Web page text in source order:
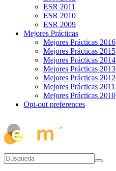
ESR 2011
ESR 2010
ESR 2009
Mejores Prácticas
Mejores Prácticas 2016
Mejores Prácticas 2015
Mejores Prácticas 2014
Mejores Prácticas 2013
Mejores Prácticas 2012
Mejores Prácticas 2011
Mejores Prácticas 2010
Opt-out preferences